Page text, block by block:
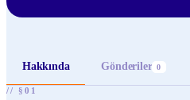
Hakkında Gönderiler 0
// §01